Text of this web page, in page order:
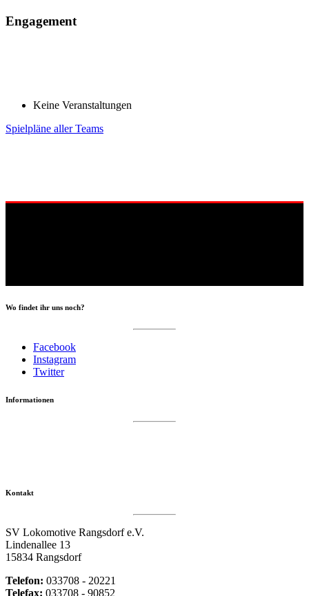
Engagement
Keine Veranstaltungen
Spielpläne aller Teams
Wo findet ihr uns noch?
Facebook
Instagram
Twitter
Informationen
Kontakt
SV Lokomotive Rangsdorf e.V.
Lindenallee 13
15834 Rangsdorf
Telefon: 033708 - 20221
Telefax: 033708 - 90852